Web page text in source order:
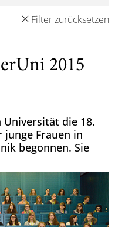
Filter zurücksetzen
2015
Universität die 18.
Frauen in
begonnen. Sie